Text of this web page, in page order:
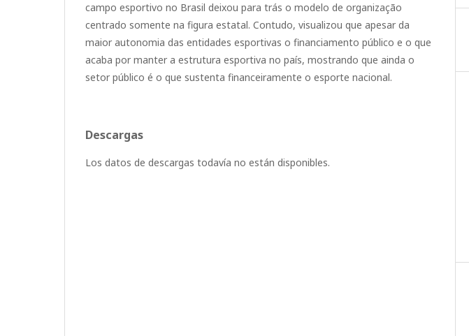
campo esportivo no Brasil deixou para trás o modelo de organização
centrado somente na figura estatal. Contudo, visualizou que apesar da
maior autonomia das entidades esportivas o financiamento público e o que
acaba por manter a estrutura esportiva no país, mostrando que ainda o
setor público é o que sustenta financeiramente o esporte nacional.
Descargas
Los datos de descargas todavía no están disponibles.